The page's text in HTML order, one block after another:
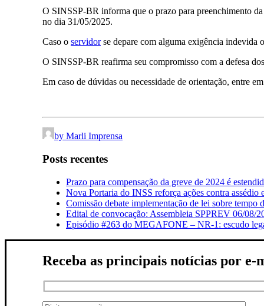
O SINSSP-BR informa que o prazo para preenchimento
no dia 31/05/2025.
Caso o servidorse depare com alguma exigência indevida
O SINSSP-BR reafirma seu compromisso com a defesa
Em caso de dúvidas ou necessidade de orientação, entre
by Marli Imprensa
Posts recentes
Prazo para compensação da greve de 2024 é
Nova Portaria do INSS reforça ações contra assédio
Comissão debate implementação de lei sobre tempo
Edital de convocação: Assembleia SPPREV 06/08/
Episódio #263 do MEGAFONE – NR-1: escudo
Receba as principais notícias por e-